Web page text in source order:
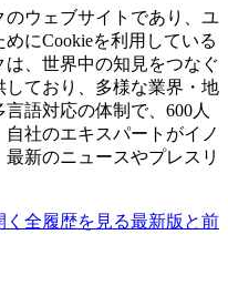
ウェブサイトであり、ユ
にCookieを利用している
、世界中の知見をつなぐ
ており、多様な業界・地
語対応の体制で、600人
社のエキスパートがイノ
新のニュースやプレスリ
全履歴を見る最新版と前